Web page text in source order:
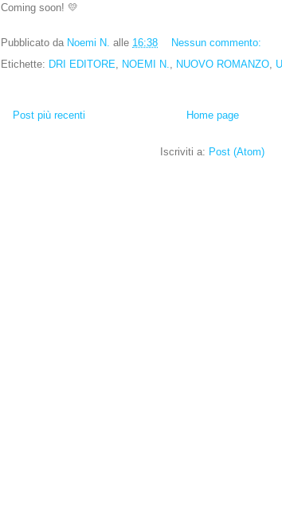
Coming soon! 💛
Pubblicato da Noemi N. alle 16:38
Nessun commento:
Etichette: DRI EDITORE NOEMI N. NUOVO ROMANZO
Post più recenti Home page
Iscriviti a: Post (Atom)